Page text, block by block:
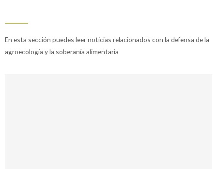
En esta sección puedes leer noticias relacionados con la defensa de la
agroecología y la soberanía alimentaria